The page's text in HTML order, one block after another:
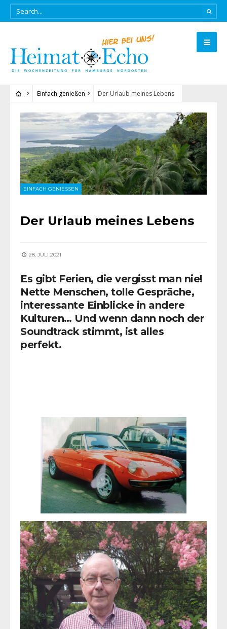
Einfach genießen Der Urlaub meines Lebens
EINFACH GENIESSEN
Der Urlaub meines Lebens
28. JULI 2021
Es gibt Ferien, die vergisst man nie!
Nette Menschen, tolle Gespräche,
interessante Einblicke in andere
Kulturen… Und wenn dann noch der
Soundtrack stimmt, ist alles
perfekt.